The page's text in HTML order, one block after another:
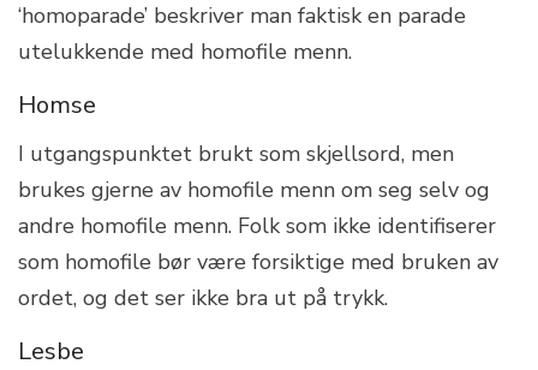
‘homoparade’ beskriver man faktisk en parade
utelukkende med homofile menn.
Homse
I utgangspunktet brukt som skjellsord, men
brukes gjerne av homofile menn om seg selv og
andre homofile menn. Folk som ikke identifiserer
som homofile bør være forsiktige med bruken av
ordet, og det ser ikke bra ut på trykk.
Lesbe